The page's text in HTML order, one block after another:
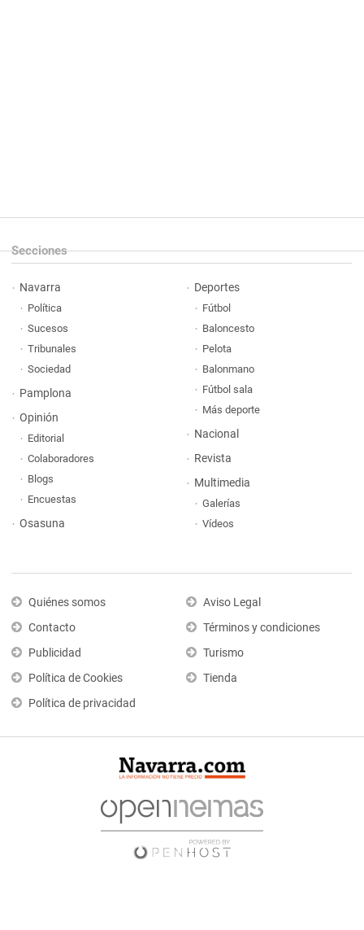
Secciones
Navarra
Política
Sucesos
Tribunales
Sociedad
Pamplona
Opinión
Editorial
Colaboradores
Blogs
Encuestas
Osasuna
Deportes
Fútbol
Baloncesto
Pelota
Balonmano
Fútbol sala
Más deporte
Nacional
Revista
Multimedia
Galerías
Vídeos
Quiénes somos
Contacto
Publicidad
Política de Cookies
Política de privacidad
Aviso Legal
Términos y condiciones
Turismo
Tienda